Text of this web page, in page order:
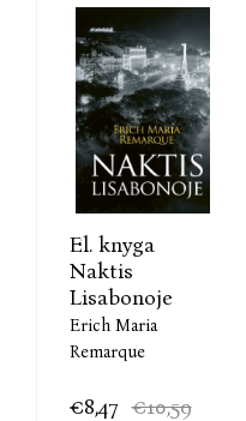
El. knyga
Naktis
Lisabonoje
Erich Maria
Remarque
€8,47 €10,59